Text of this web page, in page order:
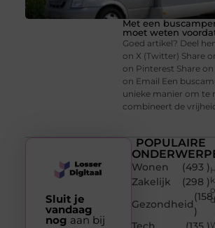
Met een
moet weten
Goed artikel? Deel
on X (Twitter) Share
on Pinterest Share
on Email Een
unieke manier om te
combineert de
POPULAIRE
Wonen
(493 )
Zakelijk
(298 )
Gezondheid
(158
)
Sluit je
vandaag
nog aan bij